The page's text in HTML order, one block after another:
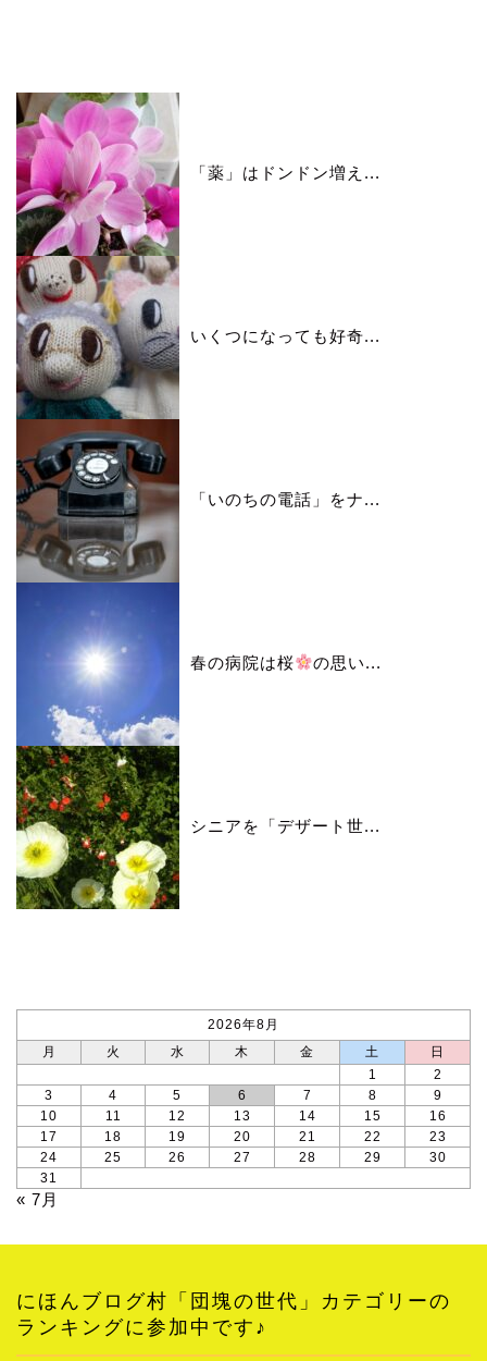
「薬」はドンドン増え...
いくつになっても好奇...
「いのちの電話」をナ...
春の病院は桜 の思い...
シニアを「デザート世...
2026年8月
月
火 水 木 金 土
日
1
2
3
4 5 6 7 8
9
10
11 12 13 14 15
16
17
18 19 20 21 22
23
24
25 26 27 28 29
30
31
« 7月
にほんブログ村「団塊の世代」カテゴリーの
ランキングに参加中です♪